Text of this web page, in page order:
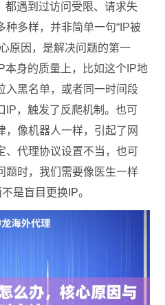
都遇到过访问受限、请求失
种多样，并非简单一句“IP被
原因，是解决问题的第一
本身的质量上，比如这个IP地
入黑名单，或者同一时间段
IP，触发了反爬机制。也可
，像机器人一样，引起了网
、代理协议设置不当，也可
题时，我们需要像医生一样
是盲目更换IP。